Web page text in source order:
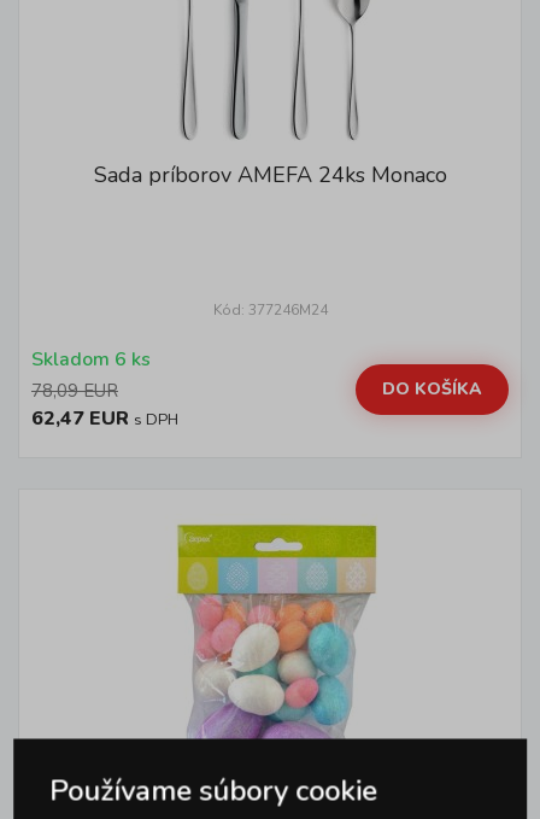
Sada príborov AMEFA 24ks Monaco
Kód: 377246M24
Skladom 6 ks
78,09 EUR
62,47 EUR s DPH
DO KOŠÍKA
Používame súbory cookie